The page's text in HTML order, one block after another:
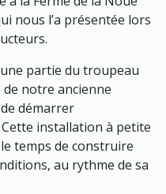
nous l’a présentée lors
partie du troupeau
notre ancienne
démarrer
installation à petite
temps de construire
au rythme de sa